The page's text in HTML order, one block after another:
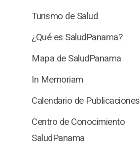
Turismo de Salud
¿Qué es SaludPanama?
Mapa de SaludPanama
In Memoriam
Calendario de Publicaciones
Centro de Conocimiento
SaludPanama